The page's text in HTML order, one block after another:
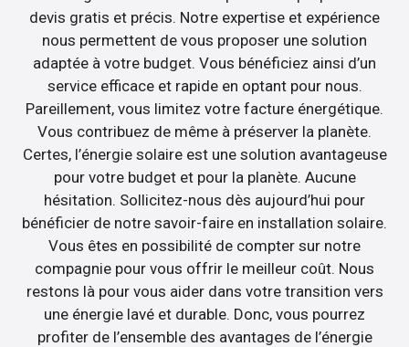
devis gratis et précis. Notre expertise et expérience
nous permettent de vous proposer une solution
adaptée à votre budget. Vous bénéficiez ainsi d’un
service efficace et rapide en optant pour nous.
Pareillement, vous limitez votre facture énergétique.
Vous contribuez de même à préserver la planète.
Certes, l’énergie solaire est une solution avantageuse
pour votre budget et pour la planète. Aucune
hésitation. Sollicitez-nous dès aujourd’hui pour
bénéficier de notre savoir-faire en installation solaire.
Vous êtes en possibilité de compter sur notre
compagnie pour vous offrir le meilleur coût. Nous
restons là pour vous aider dans votre transition vers
une énergie lavé et durable. Donc, vous pourrez
profiter de l’ensemble des avantages de l’énergie